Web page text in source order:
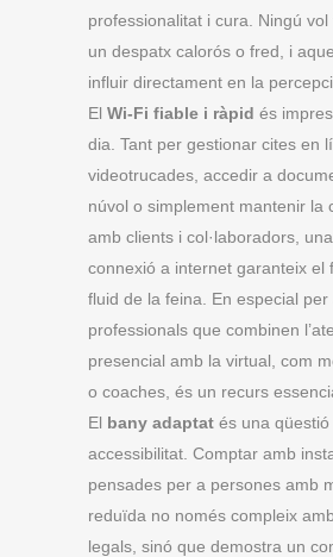
professionalitat i cura. Ningú
un despatx calorós o fred, i
influir directament en la
El Wi-Fi fiable i ràpid és
dia. Tant per gestionar cites en
videotrucades, accedir a
núvol o simplement mantenir la
amb clients i col·laboradors,
connexió a internet garanteix el
fluid de la feina. En especial per
professionals que combinen
presencial amb la virtual, com
o coaches, és un recurs
El bany adaptat és una qüestió
accessibilitat. Comptar amb
pensades per a persones amb
reduïda no només compleix
legals, sinó que demostra un